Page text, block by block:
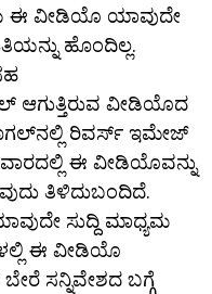
ವೀಡಿಯೊ ಯಾವುದೇ
ಹೊಂದಿಲ್ಲ.
ಆಗುತ್ತಿರುವ ವೀಡಿಯೊದ
ರಿವರ್ಸ್ ಇಮೇಜ್
ಈ ವೀಡಿಯೊವನ್ನು
ತಿಳಿದುಬಂದಿದೆ.
ಸುದ್ದಿ ಮಾಧ್ಯಮ
ಈ ವೀಡಿಯೊ
ಸನ್ನಿವೇಶದ ಬಗ್ಗೆ